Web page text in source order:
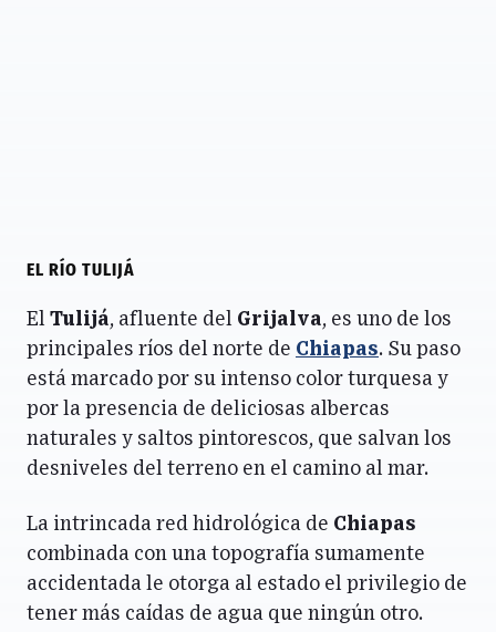
EL RÍO TULIJÁ
El Tulijá, afluente del Grijalva, es uno de los
principales ríos del norte de Chiapas. Su paso
está marcado por su intenso color turquesa y
por la presencia de deliciosas albercas
naturales y saltos pintorescos, que salvan los
desniveles del terreno en el camino al mar.
La intrincada red hidrológica de Chiapas
combinada con una topografía sumamente
accidentada le otorga al estado el privilegio de
tener más caídas de agua que ningún otro.